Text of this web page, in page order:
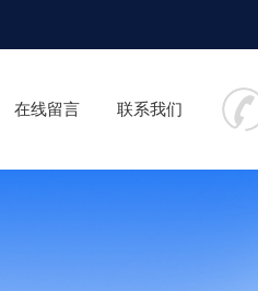
在线留言 联系我们